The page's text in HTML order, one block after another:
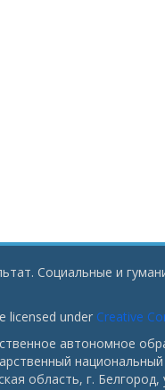
Социальные и
licensed under Creative
автономное
область, г.